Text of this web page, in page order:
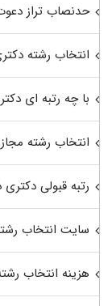
حدنصاب تراز
انتخاب رشته
با چه رتبه ای
انتخاب رشته
رتبه قبولی دکتری
سایت انتخاب
هزینه انتخاب